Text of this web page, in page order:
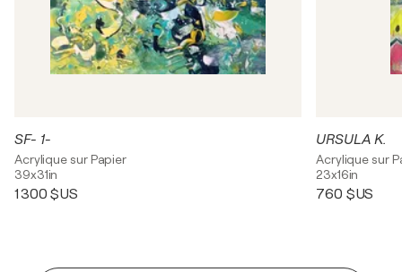
SF- 1-
Acrylique sur Papier
39x31in
1 300 $US
URSULA K.
Acrylique sur
23x16in
760 $US